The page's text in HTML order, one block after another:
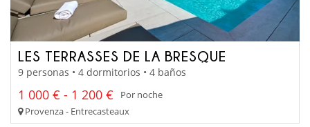
LES TERRASSES DE LA BRESQUE
9 personas • 4 dormitorios • 4 baños
1 000 € - 1 200 €
Por noche
Provenza - Entrecasteaux